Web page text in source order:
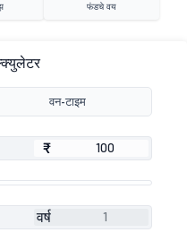
फंडचे वय
वन-टाइम
₹
₹
वर्ष